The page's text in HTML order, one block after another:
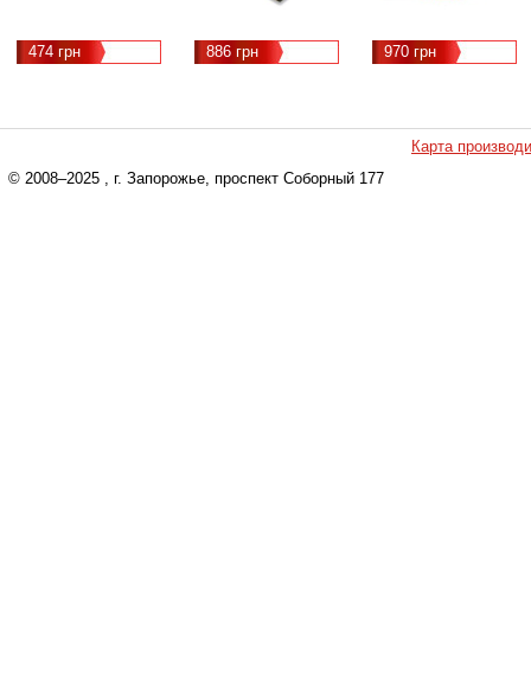
474 грн 886 грн 970 грн
Карта
© 2008–2025 , г. Запорожье, проспект Соборный 177